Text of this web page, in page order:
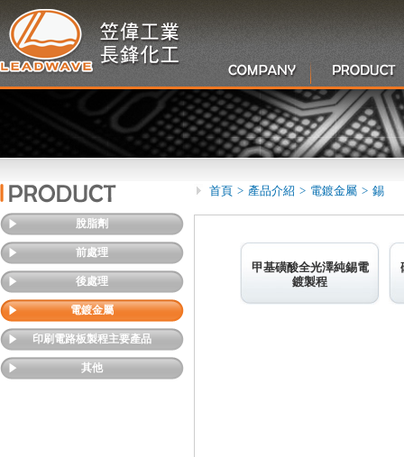
脫脂劑
前處理
後處理
電鍍金屬
印刷電路板製程主要產品
其他
首頁 > 產品介紹 > 電鍍金屬 > 錫
甲基磺酸全光澤純錫電
鍍製程